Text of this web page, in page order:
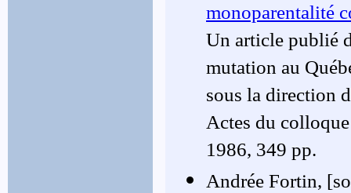
monoparentalité
Un article publié
mutation au
sous la direction
Actes du
1986, 349 pp.
Andrée Fortin,